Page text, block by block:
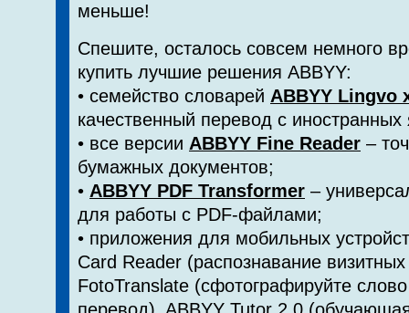
меньше!
Спешите, осталось совсем немного
купить лучшие решения ABBYY:
• семейство словарей ABBYY Lingvo
качественный перевод с иностранных
• все версии ABBYY Fine Reader –
бумажных документов;
• ABBYY PDF Transformer –
для работы с PDF-файлами;
• приложения для мобильных
Card Reader (распознавание
FotoTranslate (сфотографируйте